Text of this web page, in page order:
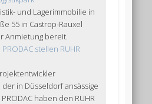
und Lagerimmobilie in
55 in Castrop-Rauxel
Anmietung bereit.
stellen RUHR
der in Düsseldorf ansässige
haben den RUHR